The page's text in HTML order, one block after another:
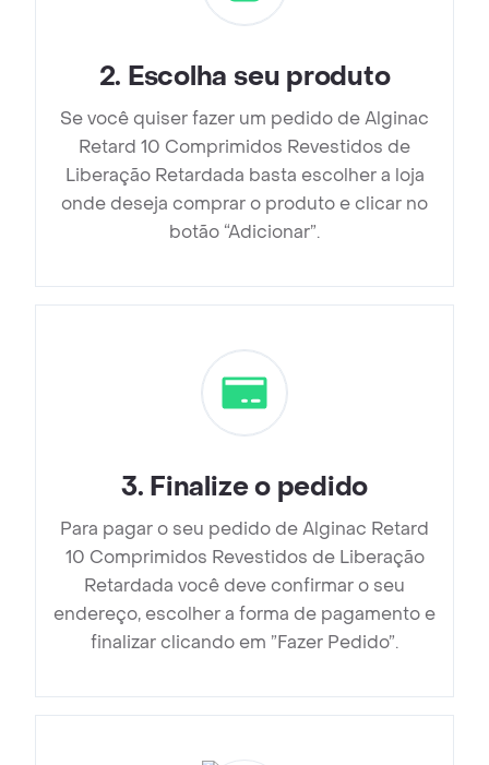
2. Escolha seu produto
Se você quiser fazer um pedido de Alginac
Retard 10 Comprimidos Revestidos de
Liberação Retardada basta escolher a loja
onde deseja comprar o produto e clicar no
botão “Adicionar”.
3. Finalize o pedido
Para pagar o seu pedido de Alginac Retard
10 Comprimidos Revestidos de Liberação
Retardada você deve confirmar o seu
endereço, escolher a forma de pagamento e
finalizar clicando em ”Fazer Pedido”.